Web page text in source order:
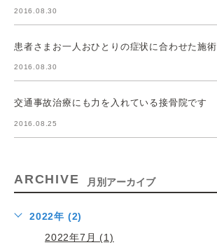
2016.08.30
患者さまお一人おひとりの症状に合わせた施術
2016.08.30
交通事故治療にも力を入れている接骨院です
2016.08.25
ARCHIVE 月別アーカイブ
2022年 (2)
2022年7月 (1)